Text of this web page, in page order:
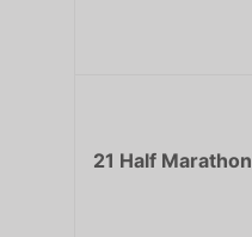
21 Half Marathon